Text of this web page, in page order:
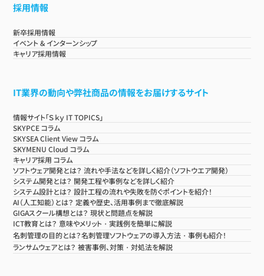
採用情報
新卒採用情報
イベント & インターンシップ
キャリア採用情報
IT業界の動向や弊社商品の情報をお届けするサイト
情報サイト「Ｓｋｙ IT TOPICS」
SKYPCE コラム
SKYSEA Client View コラム
SKYMENU Cloud コラム
キャリア採用 コラム
ソフトウェア開発とは？ 流れや手法などを詳しく紹介（ソフトウエア開発）
システム開発とは？ 開発工程や事例などを詳しく紹介
システム設計とは？ 設計工程の流れや失敗を防ぐポイントを紹介！
AI（人工知能）とは？ 定義や歴史、活用事例まで徹底解説
GIGAスクール構想とは？ 現状と問題点を解説
ICT教育とは？ 意味やメリット・実践例を簡単に解説
名刺管理の目的とは？名刺管理ソフトウェアの導入方法・事例も紹介！
ランサムウェアとは？ 被害事例、対策・対処法を解説